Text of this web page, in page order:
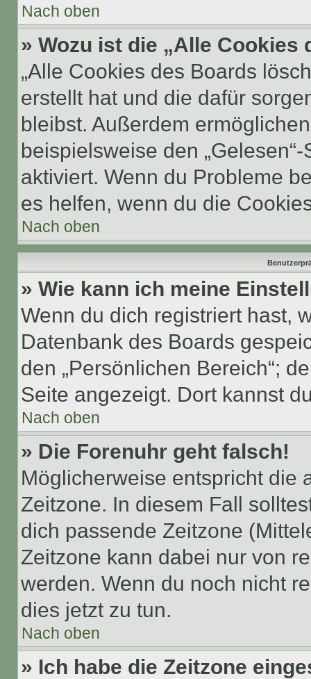
Nach oben
» Wozu ist die „Alle
„Alle Cookies des Boards
erstellt hat und die dafür
bleibst. Außerdem
beispielsweise den
aktiviert. Wenn du Probleme
es helfen, wenn du die
Nach oben
» Wie kann ich meine
Wenn du dich registriert hast,
Datenbank des Boards
den „Persönlichen Bereich“;
Seite angezeigt. Dort kannst
Nach oben
» Die Forenuhr geht falsch!
Möglicherweise entspricht die
Zeitzone. In diesem Fall
dich passende Zeitzone
Zeitzone kann dabei nur von
werden. Wenn du noch nicht
dies jetzt zu tun.
Nach oben
» Ich habe die Zeitzone